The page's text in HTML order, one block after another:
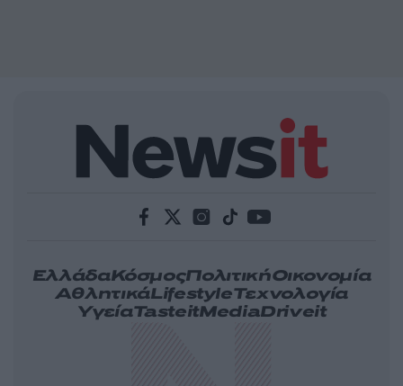
ΕλλάδαΚόσμοςΠολιτικήΟικονομία
ΑθλητικάLifestyleΤεχνολογία
ΥγείαTasteitMediaDriveit